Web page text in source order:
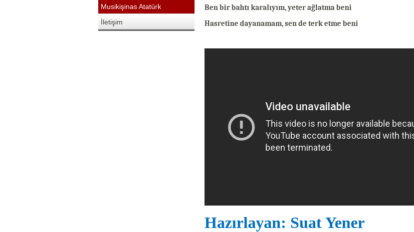
Musikişinas Atatürk
İletişim
Ben bir bahtı karalıyım, yeter ağlatma beni
Hasretine dayanamam, sen de terk etme beni
Hazırlayan: Suat Yener